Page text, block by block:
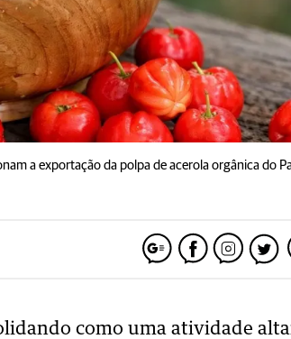
a exportação da polpa de acerola orgânica do
como uma atividade